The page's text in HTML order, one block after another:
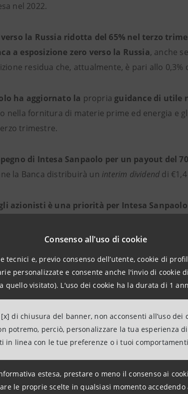
Consenso all'uso di cookie
tecnici e, previo consenso dell’utente, cookie di
personalizzate e consente anche l'invio di cookie
quello visitato). L'uso dei cookie ha la durata di 1
di chiusura del banner, non acconsenti all’uso dei
potremo, perciò, personalizzare la tua esperienza
in linea con le tue preferenze o i tuoi
estesa, prestare o meno il consenso ai
le proprie scelte in qualsiasi momento accedendo
nel 2022.
la Russia ridotta del 65% nel terzo
a esposizione zero verso la Russia, anche
residua che, attualmente, è pari allo
ha aggiornato la propria guidance di utile
nella fornitura di materie prime ed energia e
trimestre.
di Intesa Sanpaolo per un payout del
la Banca distribuirà un interim dividend di
azionisti è una priorità per Intesa Sanpaolo
con ricavi in crescita, guidati da una
ricavi di prim'ordine
best-in-class, stock di crediti deteriorati e
molto solida.
con investimenti significativi, tra cui